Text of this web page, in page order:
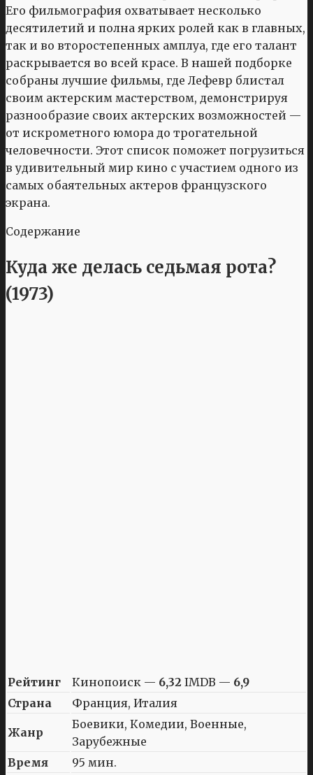
Его фильмография охватывает несколько
десятилетий и полна ярких ролей как в главных,
так и во второстепенных амплуа, где его талант
раскрывается во всей красе. В нашей подборке
собраны лучшие фильмы, где Лефевр блистал
своим актерским мастерством, демонстрируя
разнообразие своих актерских возможностей —
от искрометного юмора до трогательной
человечности. Этот список поможет погрузиться
в удивительный мир кино с участием одного из
самых обаятельных актеров французского
экрана.
Содержание
Куда же делась седьмая рота?
(1973)
Рейтинг Кинопоиск — 6,32 IMDB — 6,9
Страна
Франция, Италия
Жанр
Боевики, Комедии, Военные,
Зарубежные
Время
95 мин.